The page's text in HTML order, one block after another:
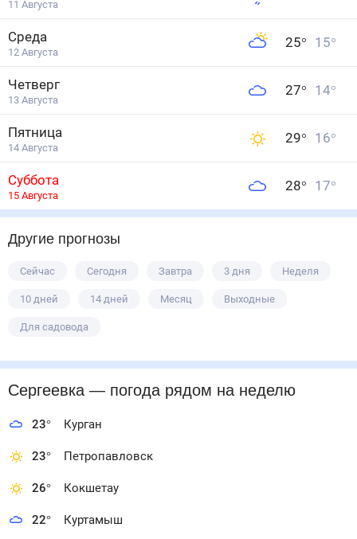
11 Августа
Среда
12 Августа
25° 15°
Четверг
13 Августа
27° 14°
Пятница
14 Августа
29° 16°
Суббота
15 Августа
28° 17°
Другие прогнозы
Сейчас Сегодня Завтра 3 дня Неделя
10 дней 14 дней Месяц Выходные
Для садовода
Сергеевка — погода рядомна неделю
23° Курган
23° Петропавловск
26° Кокшетау
22° Куртамыш